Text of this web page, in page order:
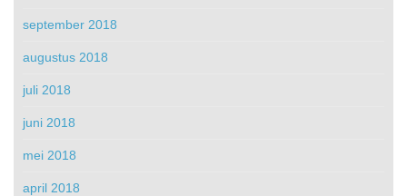
september 2018
augustus 2018
juli 2018
juni 2018
mei 2018
april 2018